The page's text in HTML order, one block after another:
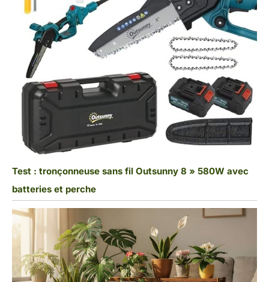
Test : tronçonneuse sans fil Outsunny 8 » 580W avec
batteries et perche